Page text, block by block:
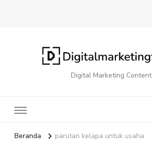
Digital Marketing Content
Beranda parutan kelapa untuk usaha